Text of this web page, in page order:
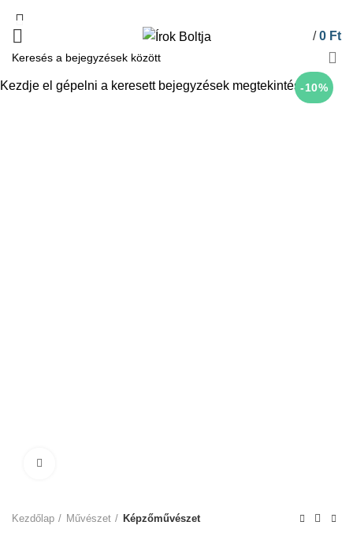
/ 0 Ft
-10%
Kezdőlap Művészet Képzőművészet
Kezdje el gépelni a keresett bejegyzések megtekintéséhez.